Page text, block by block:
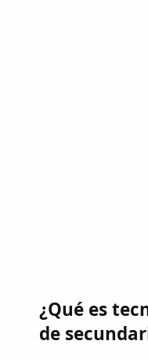
¿Qué es
de